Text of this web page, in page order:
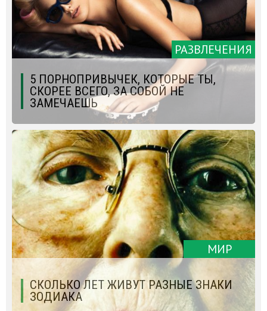
РАЗВЛЕЧЕНИЯ
5 ПОРНОПРИВЫЧЕК, КОТОРЫЕ ТЫ,
СКОРЕЕ ВСЕГО, ЗА СОБОЙ НЕ
ЗАМЕЧАЕШЬ
МИР
СКОЛЬКО ЛЕТ ЖИВУТ РАЗНЫЕ ЗНАКИ
ЗОДИАКА